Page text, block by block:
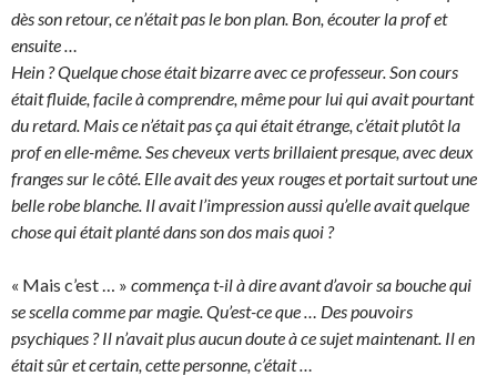
dès son retour, ce n’était pas le bon plan. Bon, écouter la prof et
ensuite …
Hein ? Quelque chose était bizarre avec ce professeur. Son cours
était fluide, facile à comprendre, même pour lui qui avait pourtant
du retard. Mais ce n’était pas ça qui était étrange, c’était plutôt la
prof en elle-même. Ses cheveux verts brillaient presque, avec deux
franges sur le côté. Elle avait des yeux rouges et portait surtout une
belle robe blanche. Il avait l’impression aussi qu’elle avait quelque
chose qui était planté dans son dos mais quoi ?
« Mais c’est … » commença t-il à dire avant d’avoir sa bouche qui
se scella comme par magie. Qu’est-ce que … Des pouvoirs
psychiques ? Il n’avait plus aucun doute à ce sujet maintenant. Il en
était sûr et certain, cette personne, c’était …